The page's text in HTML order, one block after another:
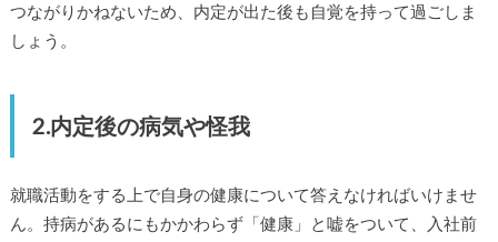
つながりかねないため、内定が出た後も自覚を持って過ごしま
しょう。
2.内定後の病気や怪我
就職活動をする上で自身の健康について答えなければいけませ
ん。持病があるにもかかわらず「健康」と嘘をついて、入社前